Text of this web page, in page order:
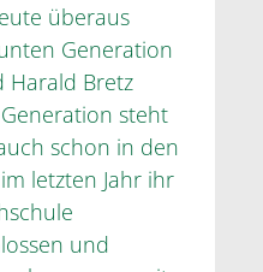
überaus
Generation
Harald Bretz
steht
schon in den
letzten Jahr ihr
und